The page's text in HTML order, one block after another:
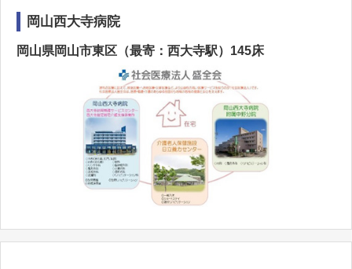
岡山西大寺病院
岡山県岡山市東区（最寄：西大寺駅）145床